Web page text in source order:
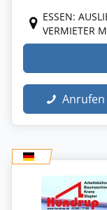
ESSEN:
VERMIETER
Anrufen